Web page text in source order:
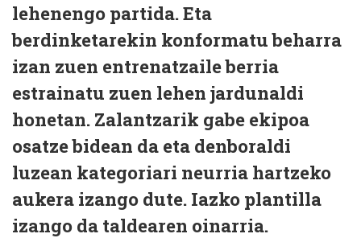
lehenengo partida. Eta
berdinketarekin konformatu beharra
izan zuen entrenatzaile berria
estrainatu zuen lehen jardunaldi
honetan. Zalantzarik gabe ekipoa
osatze bidean da eta denboraldi
luzean kategoriari neurria hartzeko
aukera izango dute. Iazko plantilla
izango da taldearen oinarria.